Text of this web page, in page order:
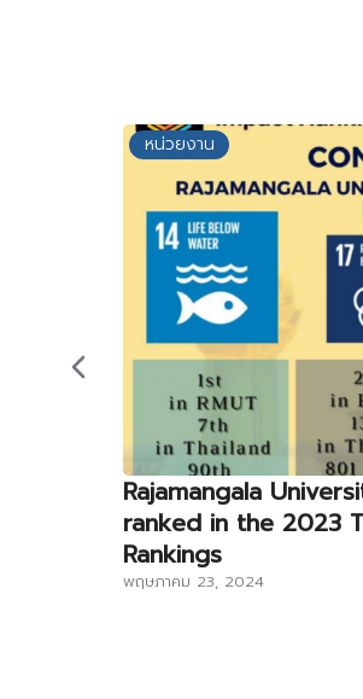
หน่วยงาน
Rajamangala
ranked in the 2023
Rankings
พฤษภาคม 23, 2024